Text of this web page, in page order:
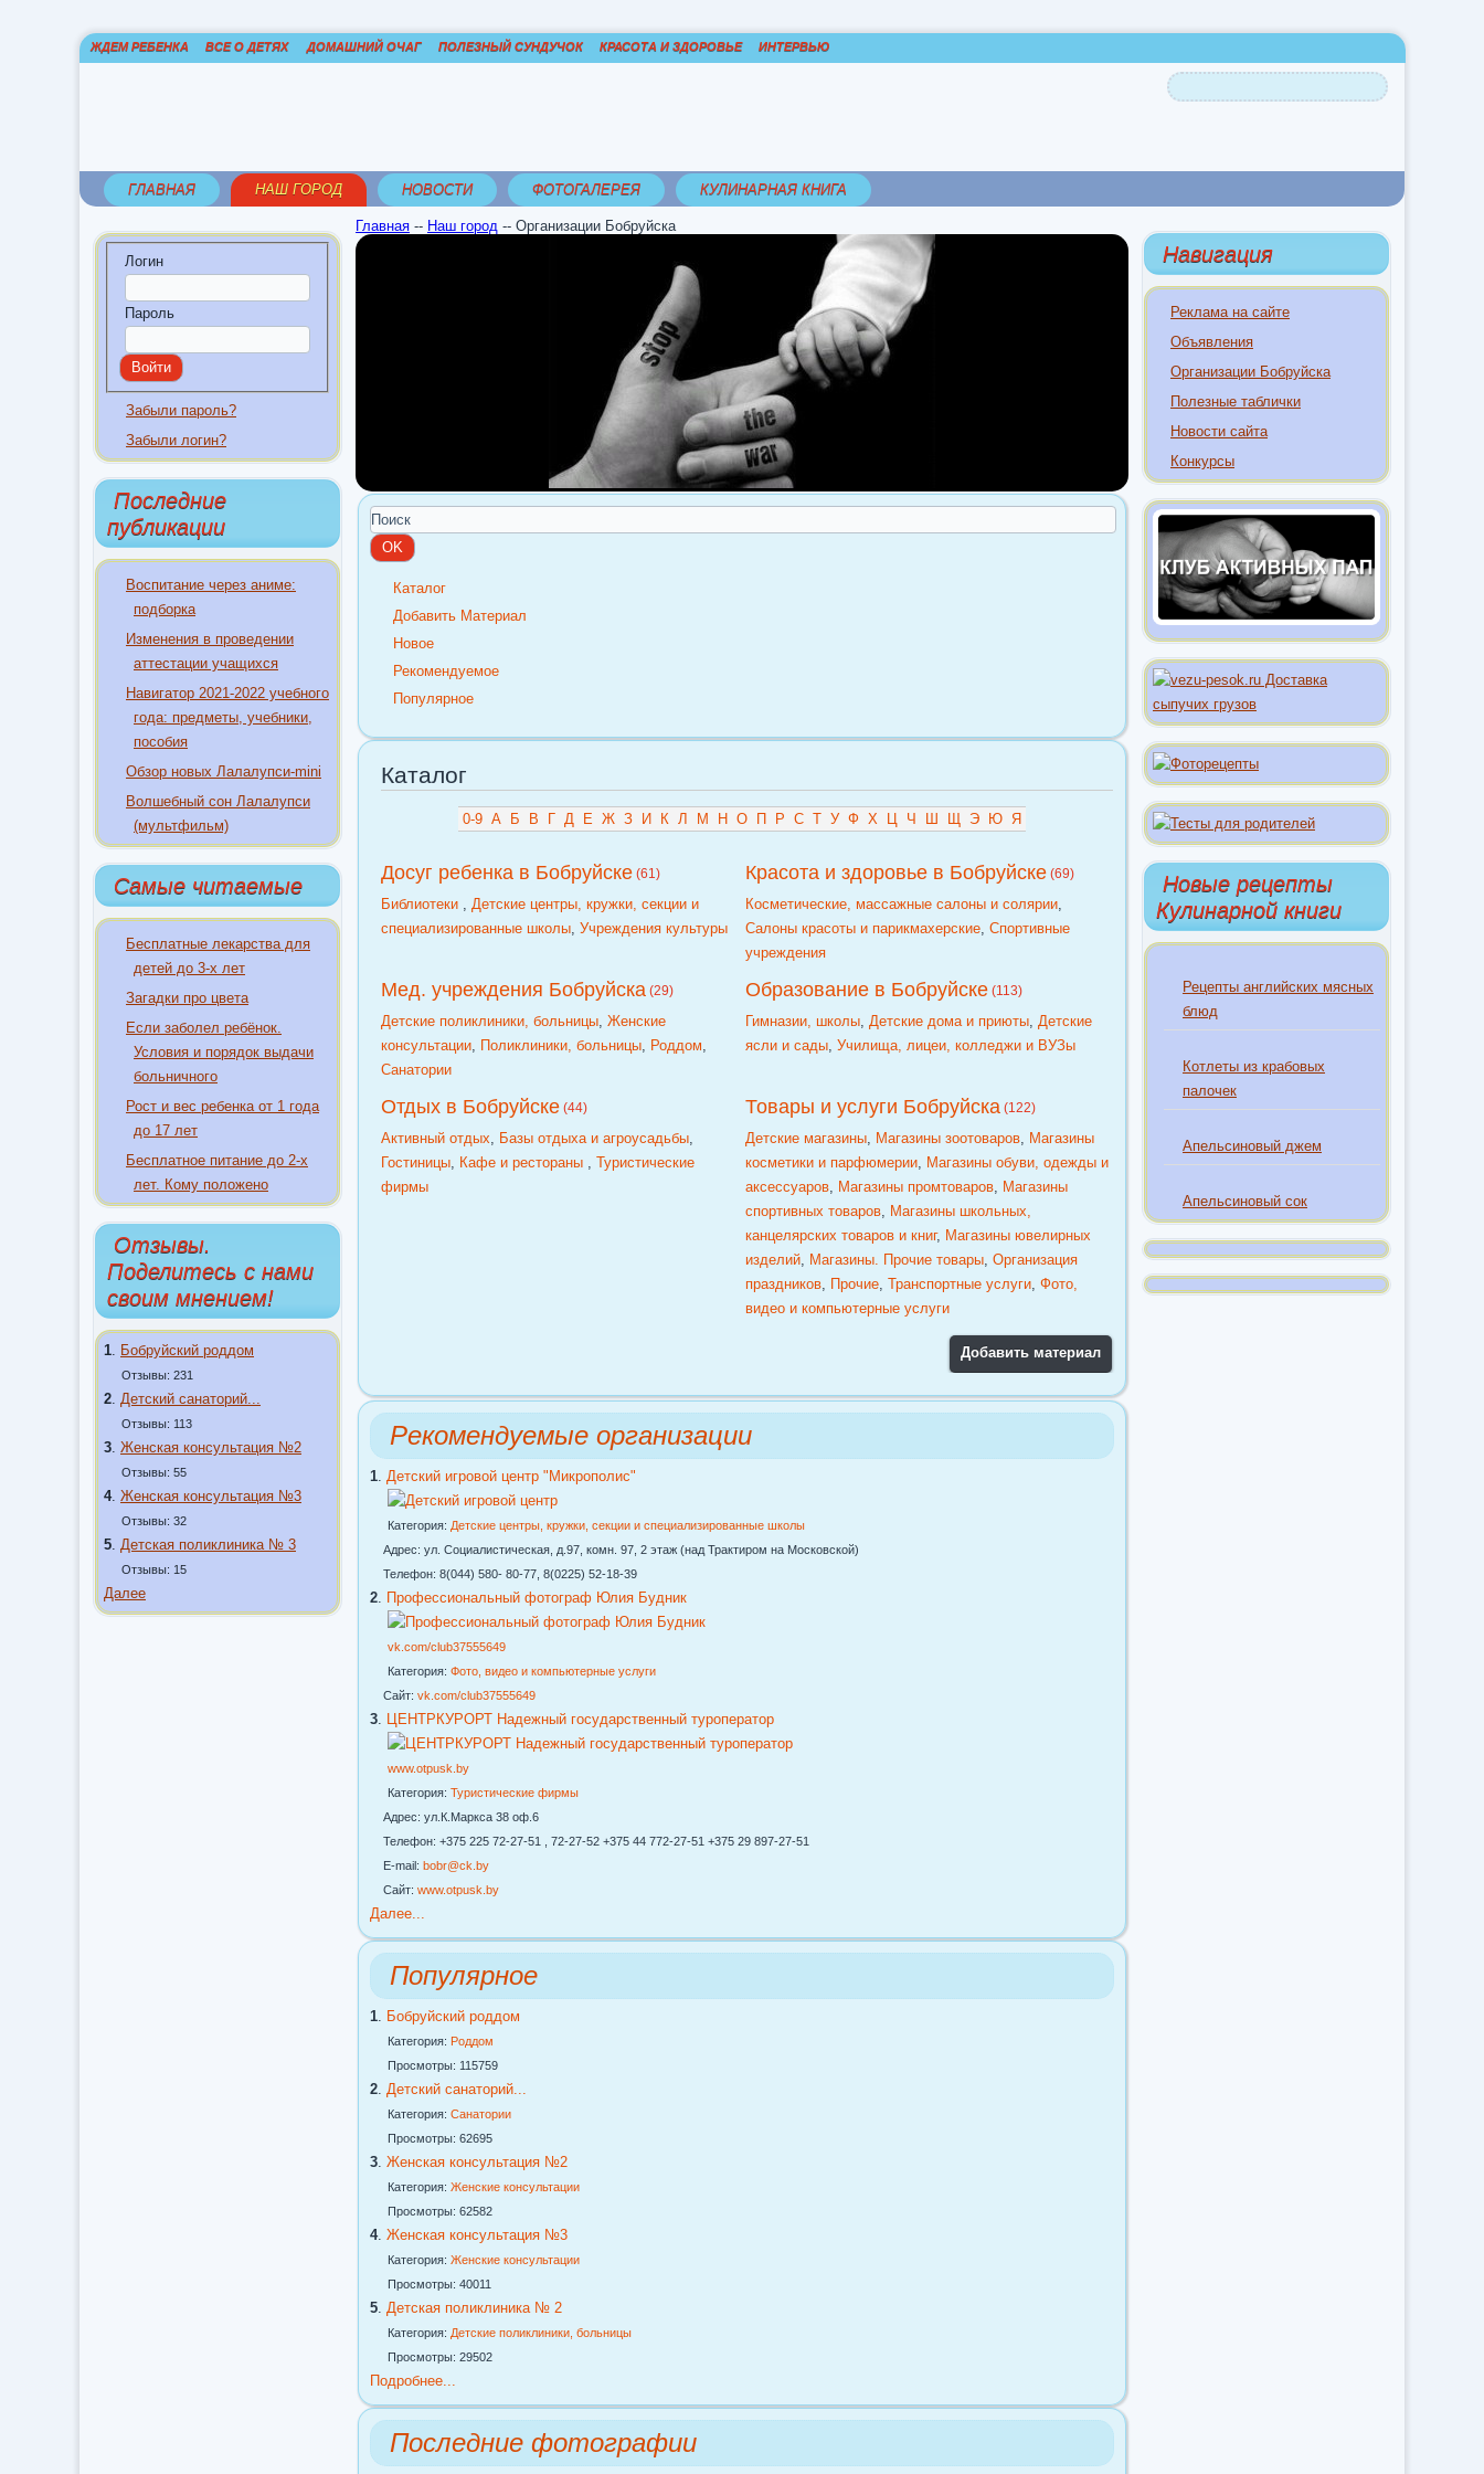
ЖДЕМ РЕБЕНКА ВСЕ О ДЕТЯХ ДОМАШНИЙ ОЧАГ ПОЛЕЗНЫЙ СУНДУЧОК КРАСОТА И ЗДОРОВЬЕ ИНТЕРВЬЮ
ГЛАВНАЯ НАШ ГОРОД НОВОСТИ ФОТОГАЛЕРЕЯ КУЛИНАРНАЯ КНИГА
Логин
Пароль
Забыли пароль?
Забыли логин?
Последние
публикации
Воспитание через аниме:
подборка
Изменения в проведении
аттестации учащихся
Навигатор 2021-2022 учебного
года: предметы, учебники,
пособия
Обзор новых Лалалупси-mini
Волшебный сон Лалалупси
(мультфильм)
Самые читаемые
Бесплатные лекарства для
детей до 3-х лет
Загадки про цвета
Если заболел ребёнок.
Условия и порядок выдачи
больничного
Рост и вес ребенка от 1 года
до 17 лет
Бесплатное питание до 2-х
лет. Кому положено
Отзывы.
Поделитесь с нами
своим мнением!
1 Бобруйский роддом
Отзывы: 231
2 Детский санаторий...
Отзывы: 113
3 Женская консультация №2
Отзывы: 55
4. Женская консультация №3
Отзывы: 32
5 Детская поликлиника № 3
Отзывы: 15
Далее
Главная -- Наш город -- Организации Бобруйска
Каталог
Добавить Материал
Новое
Рекомендуемое
Популярное
Каталог
0-9 А Б В Г Д Е Ж З И К Л М Н О П Р С Т У Ф Х Ц Ч Ш Щ Э Ю Я
Досуг ребенка в Бобруйске (61)
Библиотеки , Детские центры, кружки, секции и
специализированные школы, Учреждения культуры
Красота и здоровье в Бобруйске (69)
Косметические, массажные салоны и солярии,
Салоны красоты и парикмахерские,Спортивные
учреждения
Мед. учреждения Бобруйска (29)
Детские поликлиники, больницы, Женские
консультации, Поликлиники, больницы, Роддом,
Санатории
Образование в Бобруйске (113)
Гимназии, школы,Детские дома и приюты,Детские
ясли и сады,Училища, лицеи, колледжи и ВУЗы
Отдых в Бобруйске (44)
Активный отдых, Базы отдыха и агроусадьбы,
Гостиницы, Кафе и рестораны , Туристические
фирмы
Товары и услуги Бобруйска (122)
Детские магазины, Магазины зоотоваров, Магазины
косметики и парфюмерии, Магазины обуви, одежды и
аксессуаров, Магазины промтоваров, Магазины
спортивных товаров, Магазины школьных,
канцелярских товаров и книг, Магазины ювелирных
изделий, Магазины. Прочие товары,Организация
праздников, Прочие,Транспортные услуги,Фото,
видео и компьютерные услуги
Добавить материал
Рекомендуемые организации
1. Детский игровой центр "Микрополис"
Категория: Детские центры, кружки, секции и специализированные школы
Адрес: ул. Социалистическая, д.97, комн. 97, 2 этаж (над Трактиром на Московской)
Телефон: 8(044) 580- 80-77, 8(0225) 52-18-39
2. Профессиональный фотограф Юлия Будник
vk.com/club37555649
Категория: Фото, видео и компьютерные услуги
Сайт: vk.com/club37555649
3. ЦЕНТРКУРОРТ Надежный государственный туроператор
www.otpusk.by
Категория: Туристические фирмы
Адрес: ул.К.Маркса 38 оф.6
Телефон: +375 225 72-27-51 , 72-27-52 +375 44 772-27-51 +375 29 897-27-51
E-mail: bobr@ck.by
Сайт: www.otpusk.by
Далее...
Популярное
1. Бобруйский роддом
Категория: Роддом
Просмотры: 115759
2. Детский санаторий...
Категория: Санатории
Просмотры: 62695
3. Женская консультация №2
Категория: Женские консультации
Просмотры: 62582
4. Женская консультация №3
Категория: Женские консультации
Просмотры: 40011
5. Детская поликлиника № 2
Категория: Детские поликлиники, больницы
Просмотры: 29502
Подробнее...
Последние фотографии
Навигация
Реклама на сайте
Объявления
Организации Бобруйска
Полезные таблички
Новости сайта
Конкурсы
Новые рецепты
Кулинарной книги
Рецепты английских мясных
блюд
Котлеты из крабовых
палочек
Апельсиновый джем
Апельсиновый сок